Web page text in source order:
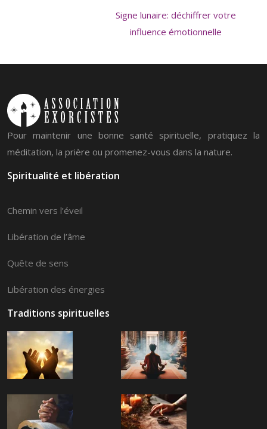
Signe lunaire: déchiffrer votre
influence émotionnelle
Pour maintenir une bonne santé spirituelle, pratiquez la
méditation, la prière ou promenez-vous dans la nature.
Spiritualité et libération
Chemin vers l’éveil
Libération de l’âme
Quête de sens
Libération des énergies
Traditions spirituelles